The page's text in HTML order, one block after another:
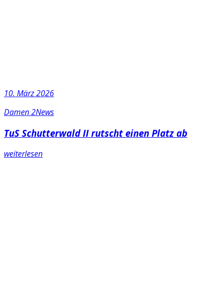
10. März 2026
Damen 2News
TuS Schutterwald II rutscht einen Platz ab
weiterlesen